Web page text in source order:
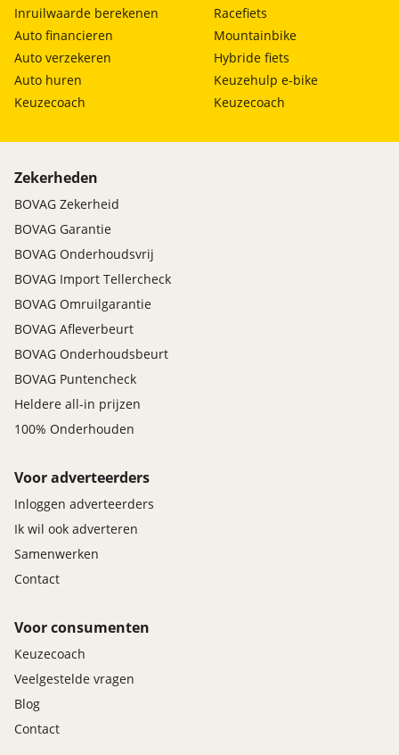
Inruilwaarde berekenen
Auto financieren
Auto verzekeren
Auto huren
Keuzecoach
Racefiets
Mountainbike
Hybride fiets
Keuzehulp e-bike
Keuzecoach
Zekerheden
BOVAG Zekerheid
BOVAG Garantie
BOVAG Onderhoudsvrij
BOVAG Import Tellercheck
BOVAG Omruilgarantie
BOVAG Afleverbeurt
BOVAG Onderhoudsbeurt
BOVAG Puntencheck
Heldere all-in prijzen
100% Onderhouden
Voor adverteerders
Inloggen adverteerders
Ik wil ook adverteren
Samenwerken
Contact
Voor consumenten
Keuzecoach
Veelgestelde vragen
Blog
Contact